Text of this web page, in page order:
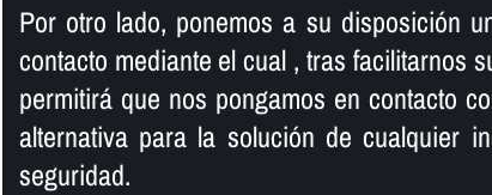
Por otro lado, ponemos a su disposición
contacto mediante el cual , tras facilitarnos
permitirá que nos pongamos en contacto
alternativa para la solución de cualquier
seguridad.